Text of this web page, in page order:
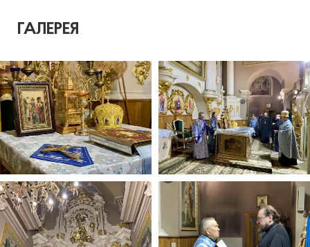
ГАЛЕРЕЯ